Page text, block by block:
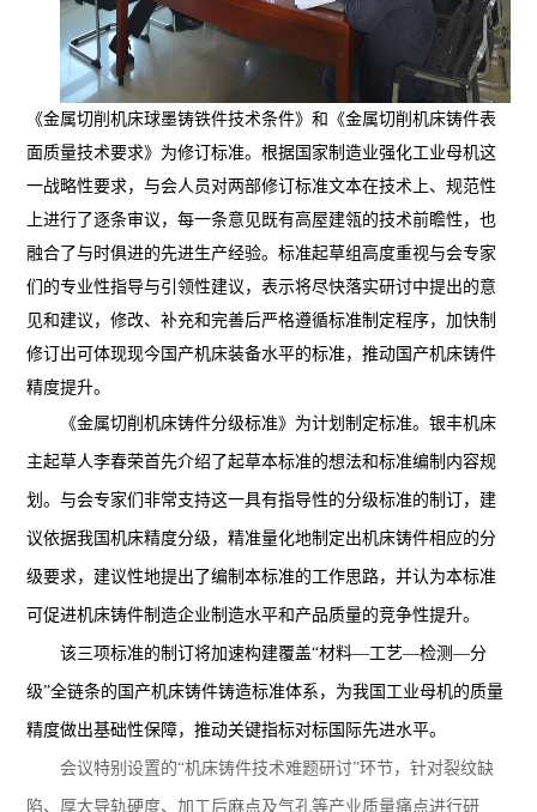
《金属切削机床球墨铸铁件技术条件》和《金属切削机床铸件表
面质量技术要求》为修订标准。根据国家制造业强化工业母机这
一战略性要求，与会人员 对两部修订标准文本在技术上、规范性
上进行了逐条审议，每一条意见既有高屋建瓴的技术前瞻性，也
融合了与时俱进的先进生产经验。标准起草组高度重视与会专家
们 的专业性指导与引领性建议，表示将尽快落实研讨中提出的意
见和建议，修改、补充和完善后严格遵循标准制定程序，加快制
修订出可体现现今 国产机床装备水平的标准，推动国产机床铸件
精度提升。
《金属切削机床铸件分级标准》为计划制定标准。银丰机床
主起草人李春荣首先介绍了起草本标准的想法和标准编制内容规
划。与会专家们非常支持这一具有指导性的分级标准的制订，建
议依据我国机床精度分级 ，精准量化地制定出机床铸件相应的分
级要求，建议性地提出了编制本标准的工作思路，并认为本标准
可促进机床铸件制造企业制造水平和产品质量的竞争性提升。
该三项标准的制订将加速构建覆盖“材料—工艺—检测—分
级”全链条的国产机床铸件铸造标准体系，为我国工业母机的质量
精度做出基础性保障，推动关键指标对标国际先进水平。
会议特别设置的“机床铸件技术难题研讨”环节，针对裂纹缺
陷、厚大导轨硬度、加工后麻点及气孔等产业质量痛点进行研